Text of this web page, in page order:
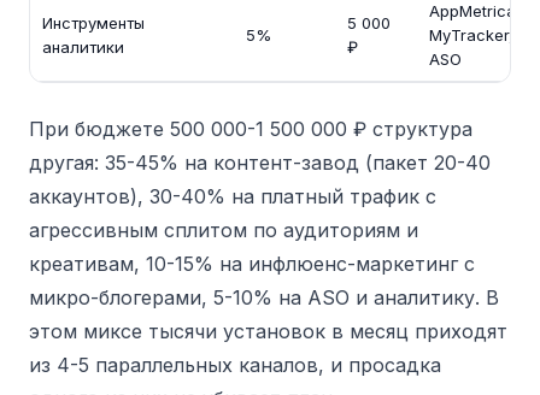
Инструменты
аналитики
5%
5 000
₽
AppMetrica,
MyTracker,
ASO
При бюджете 500 000-1 500 000 ₽ структура
другая: 35-45% на контент-завод (пакет 20-40
аккаунтов), 30-40% на платный трафик с
агрессивным сплитом по аудиториям и
креативам, 10-15% на инфлюенс-маркетинг с
микро-блогерами, 5-10% на ASO и аналитику. В
этом миксе тысячи установок в месяц приходят
из 4-5 параллельных каналов, и просадка